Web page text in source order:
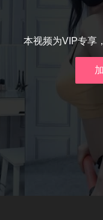
本视频为VIP专享